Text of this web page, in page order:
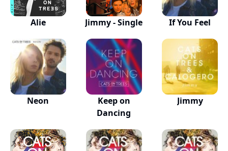
Alie Jimmy - Single If You Feel
Neon
Keep on
Dancing
Jimmy